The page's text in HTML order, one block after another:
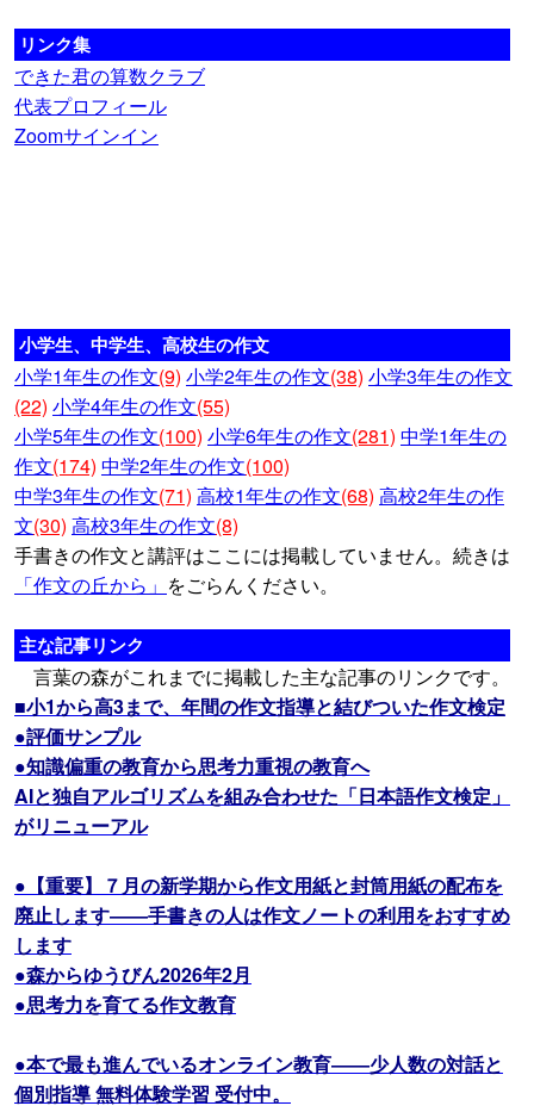
リンク集
できた君の算数クラブ
代表プロフィール
Zoomサインイン
小学生、中学生、高校生の作文
小学1年生の作文(9) 小学2年生の作文(38) 小学3年生の作文
(22) 小学4年生の作文(55)
小学5年生の作文(100) 小学6年生の作文(281) 中学1年生の
作文(174) 中学2年生の作文(100)
中学3年生の作文(71) 高校1年生の作文(68) 高校2年生の作
文(30) 高校3年生の作文(8)
手書きの作文と講評はここには掲載していません。続きは
「作文の丘から」 をごらんください。
主な記事リンク
言葉の森がこれまでに掲載した主な記事のリンクです。
■小1から高3まで、年間の作文指導と結びついた作文検定
●評価サンプル
●知識偏重の教育から思考力重視の教育へ
AIと独自アルゴリズムを組み合わせた「日本語作文検定」
がリニューアル
●【重要】７月の新学期から作文用紙と封筒用紙の配布を
廃止します――手書きの人は作文ノートの利用をおすすめ
します
●森からゆうびん2026年2月
●思考力を育てる作文教育
●本で最も進んでいるオンライン教育――少人数の対話と
個別指導 無料体験学習 受付中。